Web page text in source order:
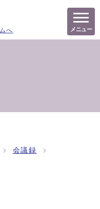
へ メニュー
会議録